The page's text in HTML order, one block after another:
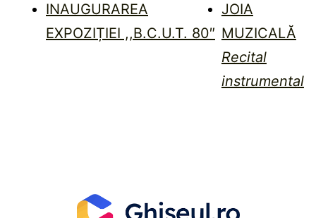
INAUGURAREA
EXPOZIȚIEI ,,B.C.U.T. 80″
JOIA
MUZICALĂ
Recital
instrumental